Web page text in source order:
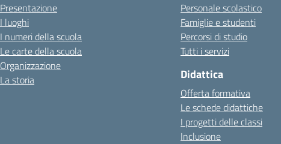
Presentazione
I luoghi
I numeri della scuola
Le carte della scuola
Organizzazione
La storia
Personale scolastico
Famiglie e studenti
Percorsi di studio
Tutti i servizi
Didattica
Offerta formativa
Le schede didattiche
I progetti delle classi
Inclusione